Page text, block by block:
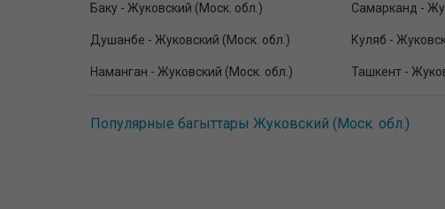
Баку - Жуковский (Моск. обл.) Самарканд -
Душанбе - Жуковский (Моск. обл.) Куляб -
Наманган - Жуковский (Моск. обл.) Ташкент -
Популярные багыттары Жуковский (Моск. обл.)